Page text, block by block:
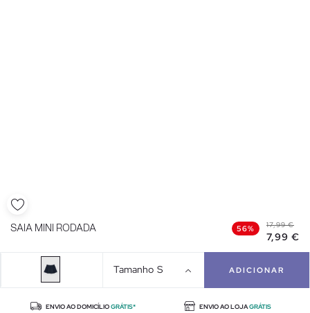
SAIA MINI RODADA 56% 17,99 €
7,99 €
Tamanho S ADICIONAR
ENVIO AO DOMICÍLIOGRÁTIS* ENVIO AO LOJAGRÁTIS